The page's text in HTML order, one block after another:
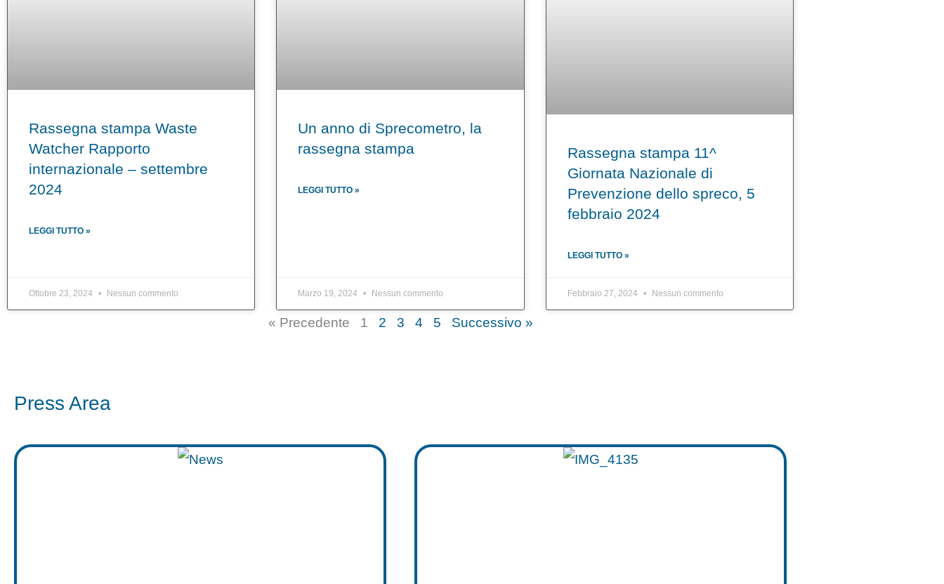
Rassegna stampa Waste
Watcher Rapporto
internazionale – settembre
2024
LEGGI TUTTO »
Ottobre 23, 2024 Nessun commento
Un anno di Sprecometro, la
rassegna stampa
LEGGI TUTTO »
Marzo 19, 2024 Nessun commento
Rassegna stampa 11^
Giornata Nazionale di
Prevenzione dello spreco, 5
febbraio 2024
LEGGI TUTTO »
Febbraio 27, 2024 Nessun commento
« Precedente 1 2 3 4 5 Successivo »
Press Area